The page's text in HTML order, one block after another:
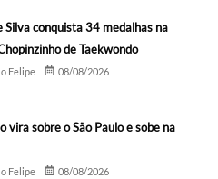
Silva conquista 34 medalhas na
de Taekwondo
Felipe 08/08/2026
vira sobre o São Paulo e sobe na
Felipe 08/08/2026